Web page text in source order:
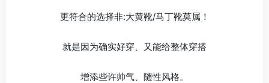
更符合的选择非:大黄靴/马丁靴莫属！
就是因为确实好穿、又能给整体穿搭
增添些许帅气、随性风格。